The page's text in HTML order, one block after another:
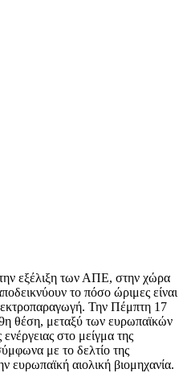
εξέλιξη των ΑΠΕ, στην χώρα
το πόσο ώριμες είναι
Την Πέμπτη 17
θέση, μεταξύ των ευρωπαϊκών
στο μείγμα της
με το δελτίο της
ευρωπαϊκή αιολική βιομηχανία.